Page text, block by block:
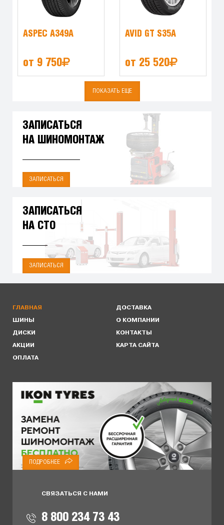
ASPEC A349A
от 9 750
AVID GT S35A
от 25 520
ПОКАЗАТЬ ЕЩЕ
ЗАПИСАТЬСЯ
НА ШИНОМОНТАЖ
ЗАПИСАТЬСЯ
ЗАПИСАТЬСЯ
НА СТО
ЗАПИСАТЬСЯ
ГЛАВНАЯ
ШИНЫ
ДИСКИ
АКЦИИ
ОПЛАТА
ДОСТАВКА
О КОМПАНИИ
КОНТАКТЫ
КАРТА САЙТА
ПОДРОБНЕЕ
ПОДРОБНЕЕ
СВЯЗАТЬСЯ С НАМИ
8 800 234 73 43